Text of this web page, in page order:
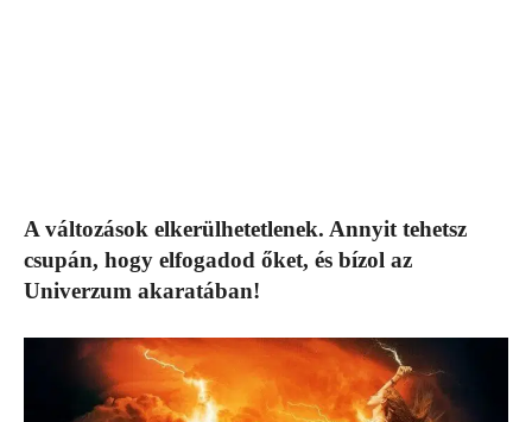
A változások elkerülhetetlenek. Annyit tehetsz
csupán, hogy elfogadod őket, és bízol az
Univerzum akaratában!